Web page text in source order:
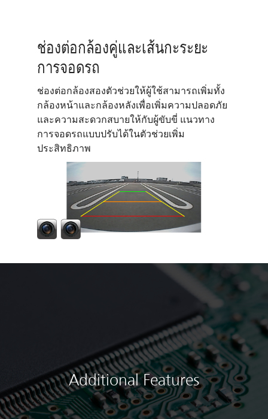
ช่องต่อกล้องคู่และเส้นกะระยะ
การจอดรถ
ช่องต่อกล้องสองตัวช่วยให้ผู้ใช้สามารถเพิ่มทั้ง
กล้องหน้าและกล้องหลังเพื่อเพิ่มความปลอดภัย
และความสะดวกสบายให้กับผู้ขับขี่ แนวทาง
การจอดรถแบบปรับได้ในตัวช่วยเพิ่ม
ประสิทธิภาพ
Additional Features